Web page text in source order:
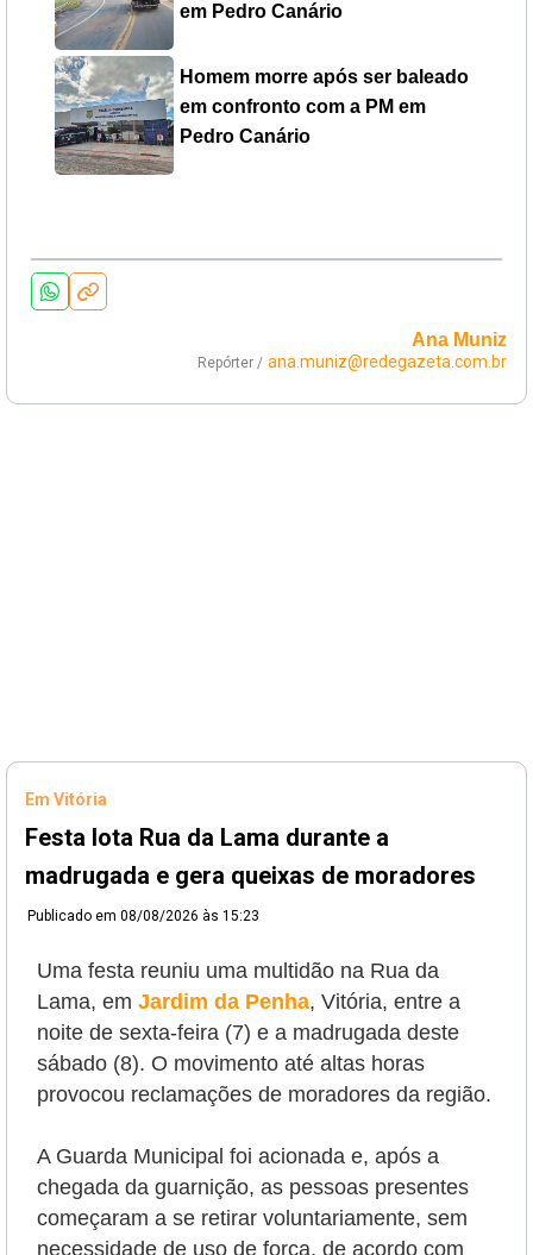
em Pedro Canário
Homem morre após ser baleado
em confronto com a PM em
Pedro Canário
Ana Muniz
Repórter / ana.muniz@redegazeta.com.br
Em Vitória
Festa lota Rua da Lama durante a
madrugada e gera queixas de moradores
Publicado em 08/08/2026 às 15:23
Uma festa reuniu uma multidão na Rua da
Lama, em Jardim da Penha, Vitória, entre a
noite de sexta-feira (7) e a madrugada deste
sábado (8). O movimento até altas horas
provocou reclamações de moradores da região.
A Guarda Municipal foi acionada e, após a
chegada da guarnição, as pessoas presentes
começaram a se retirar voluntariamente, sem
necessidade de uso de força, de acordo com